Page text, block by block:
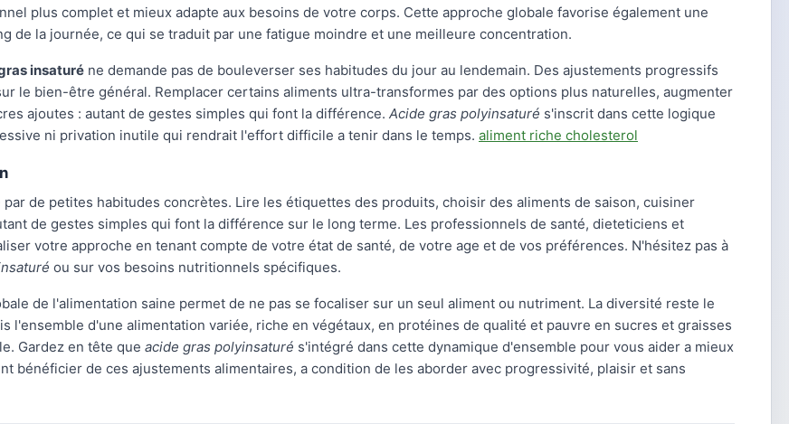
plus complet et mieux adapte aux besoins de votre corps. Cette approche globale favorise également une
de la journée, ce qui se traduit par une fatigue moindre et une meilleure concentration.
insaturé ne demande pas de bouleverser ses habitudes du jour au lendemain. Des ajustements progressifs
le bien-être général. Remplacer certains aliments ultra-transformes par des options plus naturelles, augmenter
ajoutes : autant de gestes simples qui font la différence. Acide gras polyinsaturé s'inscrit dans cette logique
ni privation inutile qui rendrait l'effort difficile a tenir dans le temps. aliment riche cholesterol
par de petites habitudes concrètes. Lire les étiquettes des produits, choisir des aliments de saison, cuisiner
de gestes simples qui font la différence sur le long terme. Les professionnels de santé, dieteticiens et
votre approche en tenant compte de votre état de santé, de votre age et de vos préférences. N'hésitez pas à
ou sur vos besoins nutritionnels spécifiques.
de l'alimentation saine permet de ne pas se focaliser sur un seul aliment ou nutriment. La diversité reste le
l'ensemble d'une alimentation variée, riche en végétaux, en protéines de qualité et pauvre en sucres et graisses
Gardez en tête que acide gras polyinsaturé s'intégré dans cette dynamique d'ensemble pour vous aider a mieux
bénéficier de ces ajustements alimentaires, a condition de les aborder avec progressivité, plaisir et sans